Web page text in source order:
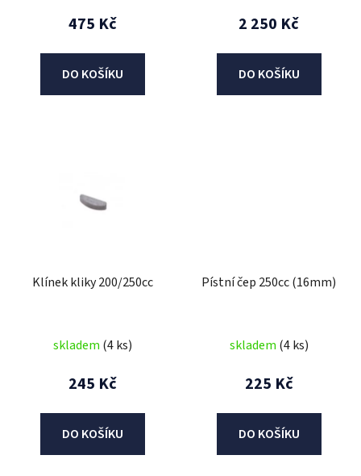
475 Kč
DO KOŠÍKU
2 250 Kč
DO KOŠÍKU
Klínek kliky 200/250cc
skladem (4 ks)
245 Kč
DO KOŠÍKU
Pístní čep 250cc (16mm)
skladem (4 ks)
225 Kč
DO KOŠÍKU